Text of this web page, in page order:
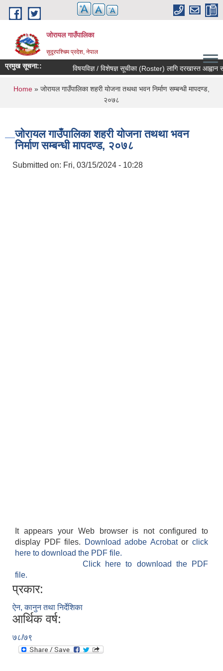
Skip to main content
जोरायल गाउँपालिका
सुदूरपश्चिम प्रदेश, नेपाल
प्रमुख सूचना:: विषयविज्ञ / विशेषज्ञ सूचीका (Roster) लागि दरखास्त आह्वान
You are here
Home » जोरायल गाउँपालिका शहरी योजना तथथा भवन निर्माण सम्बन्धी मापदण्ड,
२०७८
जोरायल गाउँपालिका शहरी योजना तथथा भवन
निर्माण सम्बन्धी मापदण्ड, २०७८
Submitted on: Fri, 03/15/2024 - 10:28
It appears your Web browser is not configured to
display PDF files.
Download adobe Acrobatorclick
here to download the PDF file.
Click here to download the PDF
file.
प्रकार:
ऐन, कानुन तथा निर्देशिका
आर्थिक वर्ष:
७८/७९